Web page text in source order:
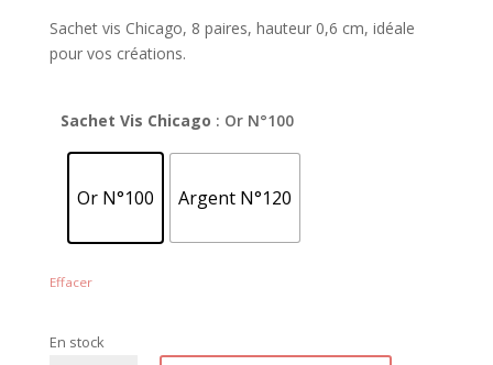
Sachet vis Chicago, 8 paires, hauteur 0,6 cm, idéale
pour vos créations.
Sachet Vis Chicago : Or N°100
Or N°100 Argent N°120
Effacer
En stock